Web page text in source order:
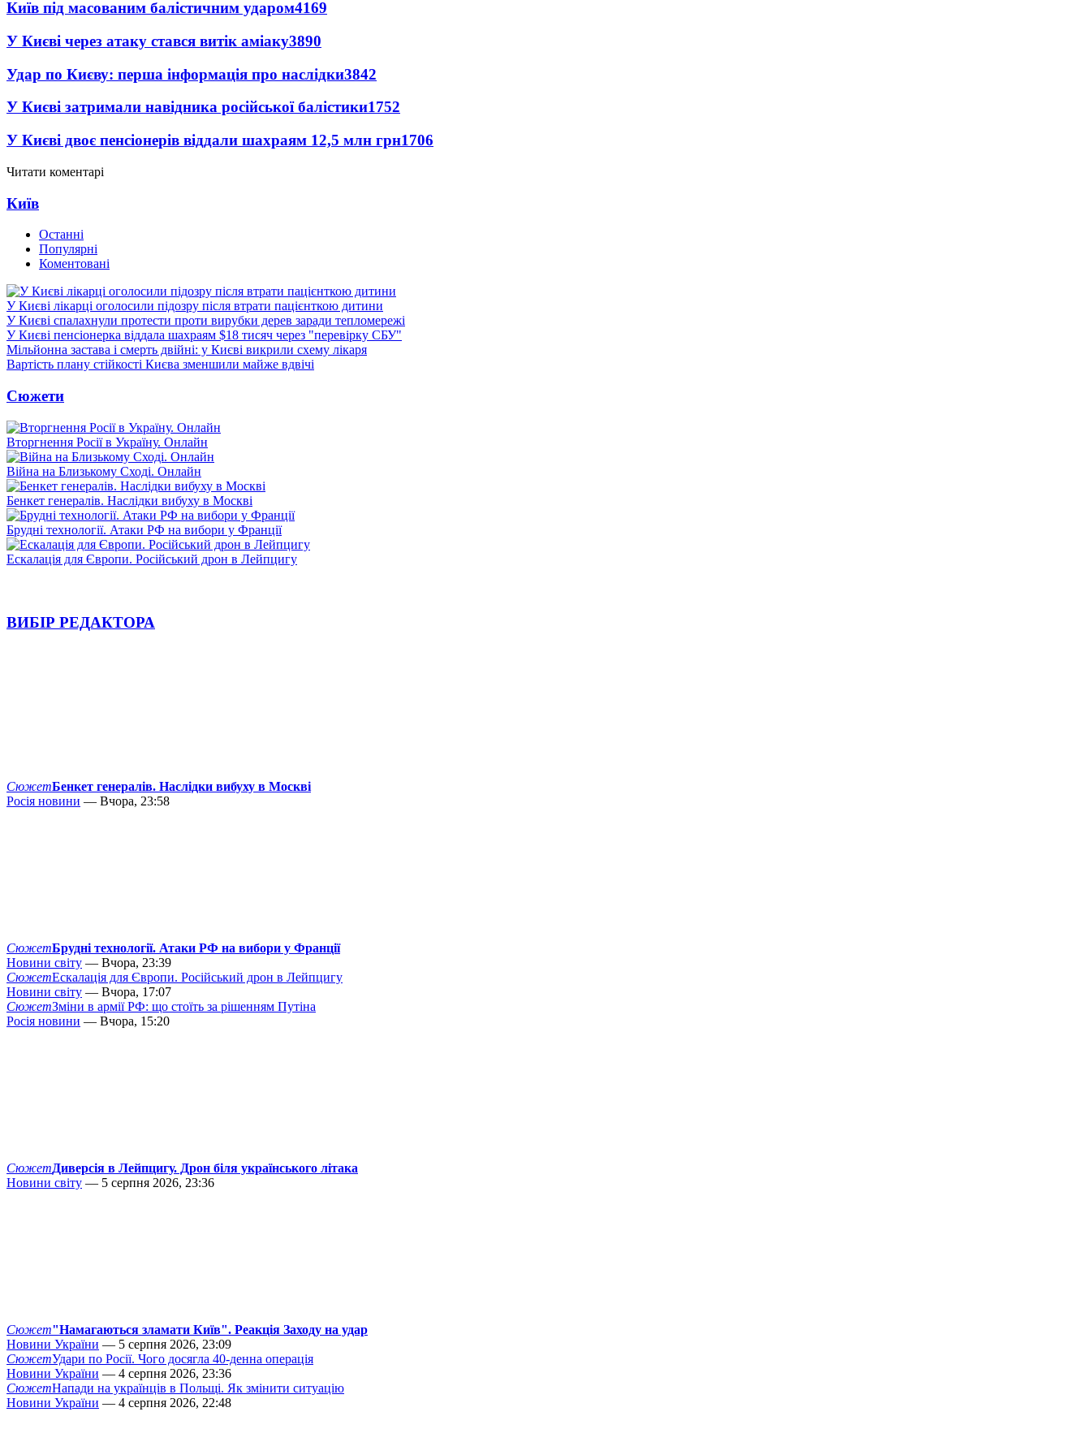
Київ під масованим балістичним ударом4169
У Києві через атаку стався витік аміаку3890
Удар по Києву: перша інформація про наслідки3842
У Києві затримали навідника російської балістики1752
У Києві двоє пенсіонерів віддали шахраям 12,5 млн грн1706
Читати коментарі
Київ
Останні
Популярні
Коментовані
У Києві лікарці оголосили підозру після втрати пацієнткою дитини
У Києві спалахнули протести проти вирубки дерев заради тепломережі
У Києві пенсіонерка віддала шахраям $18 тисяч через "перевірку СБУ"
Мільйонна застава і смерть двійні: у Києві викрили схему лікаря
Вартість плану стійкості Києва зменшили майже вдвічі
Сюжети
Вторгнення Росії в Україну. Онлайн
Війна на Близькому Сході. Онлайн
Бенкет генералів. Наслідки вибуху в Москві
Брудні технології. Атаки РФ на вибори у Франції
Ескалація для Європи. Російський дрон в Лейпцигу
ВИБІР РЕДАКТОРА
СюжетБенкет генералів. Наслідки вибуху в Москві
Росія новини — Вчора, 23:58
СюжетБрудні технології. Атаки РФ на вибори у Франції
Новини світу — Вчора, 23:39
СюжетЕскалація для Європи. Російський дрон в Лейпцигу
Новини світу — Вчора, 17:07
СюжетЗміни в армії РФ: що стоїть за рішенням Путіна
Росія новини — Вчора, 15:20
СюжетДиверсія в Лейпцигу. Дрон біля українського літака
Новини світу — 5 серпня 2026, 23:36
Сюжет"Намагаються зламати Київ". Реакція Заходу на удар
Новини України — 5 серпня 2026, 23:09
СюжетУдари по Росії. Чого досягла 40-денна операція
Новини України — 4 серпня 2026, 23:36
СюжетНапади на українців в Польщі. Як змінити ситуацію
Новини України — 4 серпня 2026, 22:48